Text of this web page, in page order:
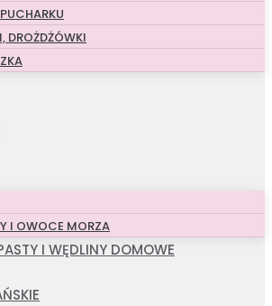
DROŻDŻÓWKI
I OWOCE MORZA
I WĘDLINY DOMOWE